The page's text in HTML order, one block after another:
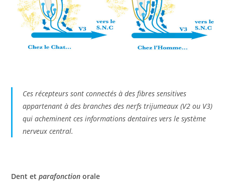
Ces récepteurs sont connectés à des fibres sensitives
appartenant à des branches desnerfs trijumeaux (V2 ou V3)
qui acheminent ces informations dentaires vers le système
nerveux central.
Dent etparafonctionorale